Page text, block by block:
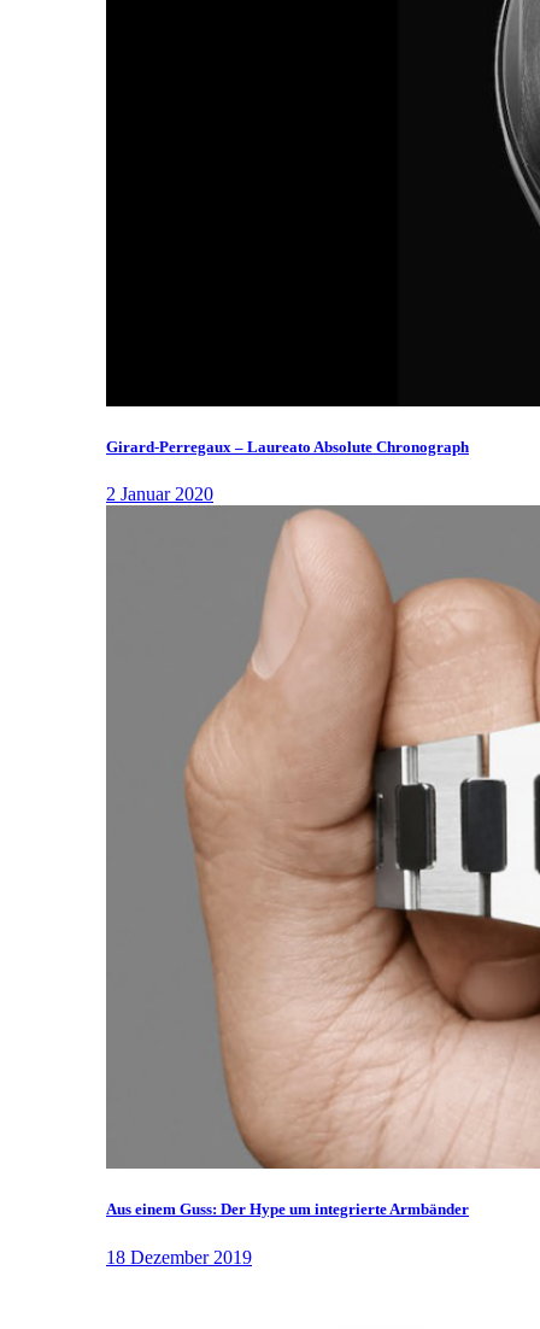
Girard-Perregaux – Laureato Absolute Chronograph
2 Januar 2020
Aus einem Guss: Der Hype um integrierte Armbänder
18 Dezember 2019